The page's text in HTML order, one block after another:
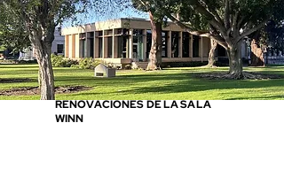
RENOVACIONES DE LA SALA
WINN